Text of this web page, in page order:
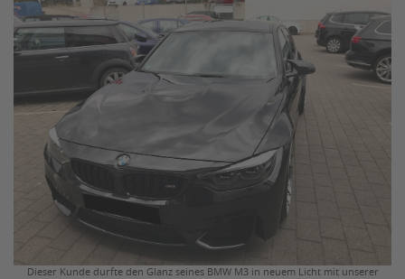
Dieser Kunde durfte den Glanz seines BMW M3 in neuem Licht mit unserer